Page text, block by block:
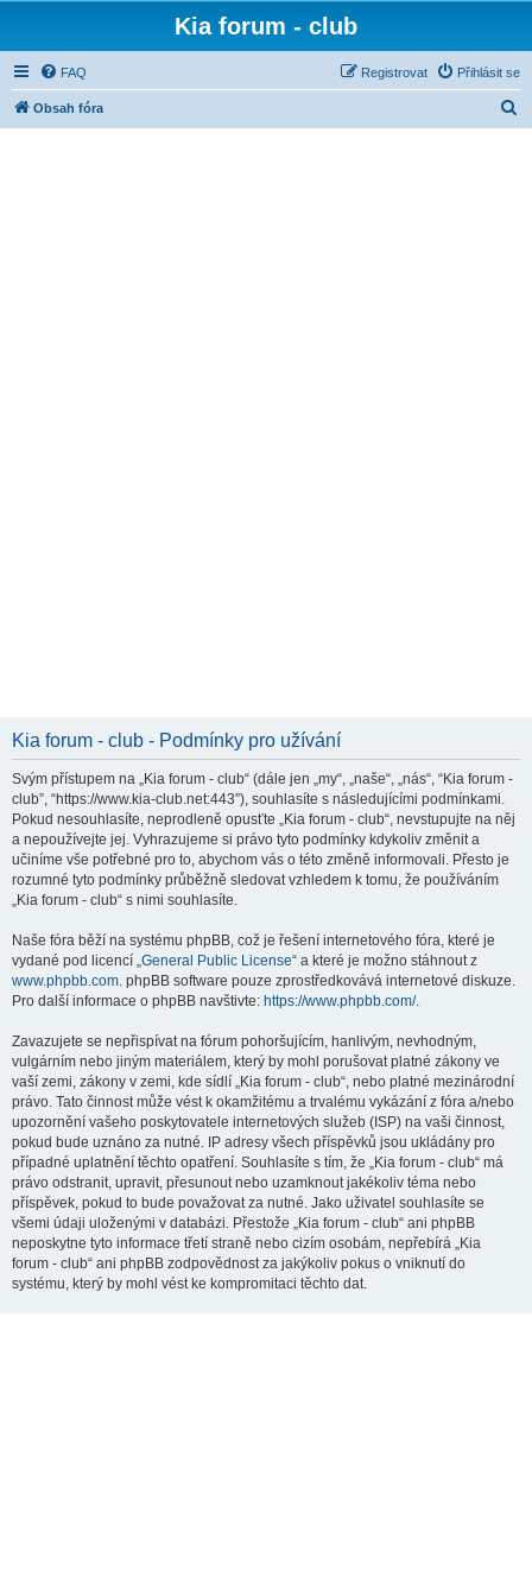
Kia forum - club
FAQ Přihlásit se
Registrovat
Obsah fóra
Kia forum - club - Podmínky pro užívání
Svým přístupem na „Kia forum - club“ (dále jen „my“, „naše“, „nás“, “Kia forum -
club”, “https://www.kia-club.net:443”), souhlasíte s následujícími podmínkami.
Pokud nesouhlasíte, neprodleně opusťte „Kia forum - club“, nevstupujte na něj
a nepoužívejte jej. Vyhrazujeme si právo tyto podmínky kdykoliv změnit a
učiníme vše potřebné pro to, abychom vás o této změně informovali. Přesto je
rozumné tyto podmínky průběžně sledovat vzhledem k tomu, že používáním
„Kia forum - club“ s nimi souhlasíte.
Naše fóra běží na systému phpBB, což je řešení internetového fóra, které je
vydané pod licencí „General Public License“ a které je možno stáhnout z
www.phpbb.com. phpBB software pouze zprostředkovává internetové diskuze.
Pro další informace o phpBB navštivte: https://www.phpbb.com/.
Zavazujete se nepřispívat na fórum pohoršujícím, hanlivým, nevhodným,
vulgárním nebo jiným materiálem, který by mohl porušovat platné zákony ve
vaší zemi, zákony v zemi, kde sídlí „Kia forum - club“, nebo platné mezinárodní
právo. Tato činnost může vést k okamžitému a trvalému vykázání z fóra a/nebo
upozornění vašeho poskytovatele internetových služeb (ISP) na vaši činnost,
pokud bude uznáno za nutné. IP adresy všech příspěvků jsou ukládány pro
případné uplatnění těchto opatření. Souhlasíte s tím, že „Kia forum - club“ má
právo odstranit, upravit, přesunout nebo uzamknout jakékoliv téma nebo
příspěvek, pokud to bude považovat za nutné. Jako uživatel souhlasíte se
všemi údaji uloženými v databázi. Přestože „Kia forum - club“ ani phpBB
neposkytne tyto informace třetí straně nebo cizím osobám, nepřebírá „Kia
forum - club“ ani phpBB zodpovědnost za jakýkoliv pokus o vniknutí do
systému, který by mohl vést ke kompromitaci těchto dat.